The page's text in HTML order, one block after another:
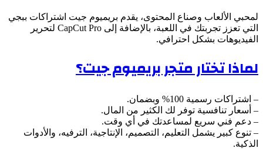
لمحبي الألعاب وصناع المحتوى، يقدم بريميوم جيت اشتراكات ببجي
التي تعزز تجربتك في اللعبة، بالإضافة إلى CapCut Pro لتحرير
الفيديوهات بشكل احترافي.
لماذا تختار متجر بريميوم جيت؟
– اشتراكات رسمية 100% وبضمان.
– أسعار تنافسية توفر لك الكثير من المال.
– دعم فني سريع لمساعدتك في أي وقت.
– تنوع كبير يشمل التعليم، التصميم، الإنتاجية، الترفيه، والأدوات
الذكية.